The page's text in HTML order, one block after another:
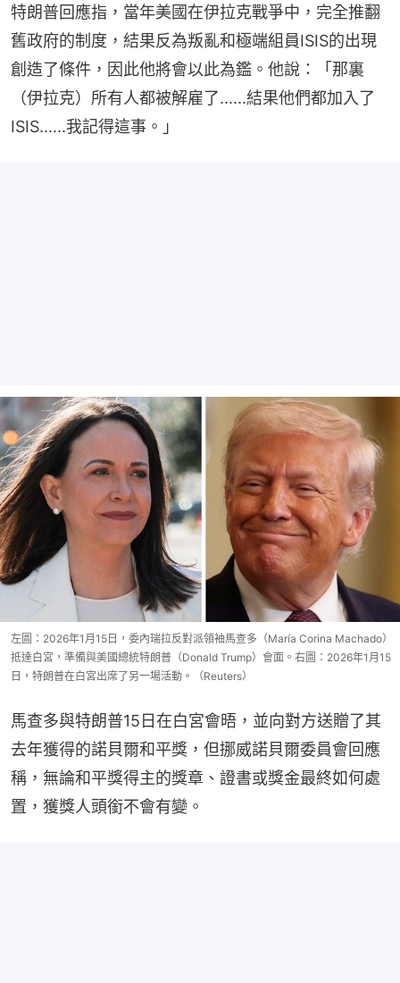
特朗普回應指，當年美國在伊拉克戰爭中，完全推翻
舊政府的制度，結果反為叛亂和極端組員ISIS的出現
創造了條件，因此他將會以此為鑑。他說：「那裏
（伊拉克）所有人都被解雇了......結果他們都加入了
ISIS......我記得這事。」
左圖：2026年1月15日，委內瑞拉反對派領袖馬查多（María Corina Machado）
抵達白宮，準備與美國總統特朗普（Donald Trump）會面。右圖：2026年1月15
日，特朗普在白宮出席了另一場活動。（Reuters）
馬查多與特朗普15日在白宮會晤，並向對方送贈了其
去年獲得的諾貝爾和平獎，但挪威諾貝爾委員會回應
稱，無論和平獎得主的獎章、證書或獎金最終如何處
置，獲獎人頭銜不會有變。